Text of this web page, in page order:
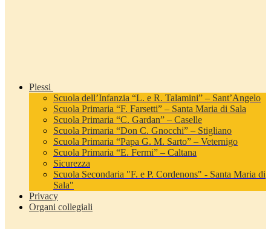
Plessi
Scuola dell’Infanzia “L. e R. Talamini” – Sant’Angelo
Scuola Primaria “F. Farsetti” – Santa Maria di Sala
Scuola Primaria “C. Gardan” – Caselle
Scuola Primaria “Don C. Gnocchi” – Stigliano
Scuola Primaria “Papa G. M. Sarto” – Veternigo
Scuola Primaria “E. Fermi” – Caltana
Sicurezza
Scuola Secondaria "F. e P. Cordenons" - Santa Maria di
Sala"
Privacy
Organi collegiali